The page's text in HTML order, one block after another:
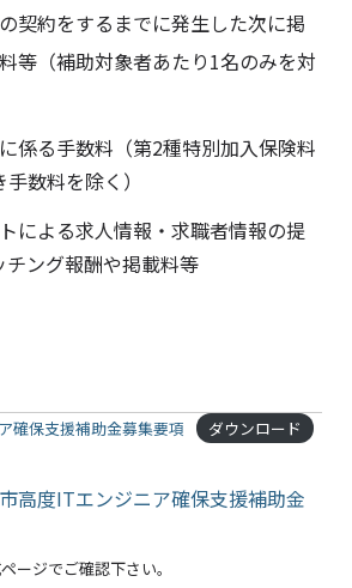
契約をするまでに発生した次に掲
等（補助対象者あたり1名のみを対
係る手数料（第2種特別加入保険料
数料を除く）
による求人情報・求職者情報の提
チング報酬や掲載料等
確保支援補助金募集要項 ダウンロード
高度ITエンジニア確保支援補助金
ージでご確認下さい。